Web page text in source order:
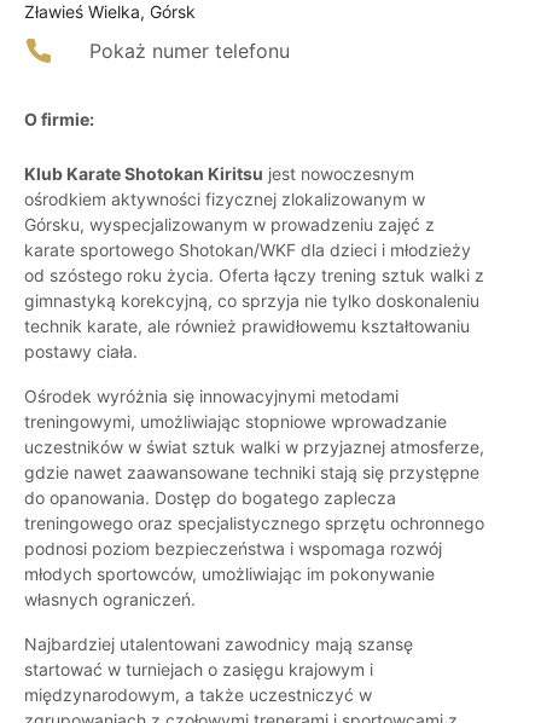
Zławieś Wielka, Górsk
Pokaż numer telefonu
O firmie:
Klub Karate Shotokan Kiritsu jest nowoczesnym
ośrodkiem aktywności fizycznej zlokalizowanym w
Górsku, wyspecjalizowanym w prowadzeniu zajęć z
karate sportowego Shotokan/WKF dla dzieci i młodzieży
od szóstego roku życia. Oferta łączy trening sztuk walki z
gimnastyką korekcyjną, co sprzyja nie tylko doskonaleniu
technik karate, ale również prawidłowemu kształtowaniu
postawy ciała.
Ośrodek wyróżnia się innowacyjnymi metodami
treningowymi, umożliwiając stopniowe wprowadzanie
uczestników w świat sztuk walki w przyjaznej atmosferze,
gdzie nawet zaawansowane techniki stają się przystępne
do opanowania. Dostęp do bogatego zaplecza
treningowego oraz specjalistycznego sprzętu ochronnego
podnosi poziom bezpieczeństwa i wspomaga rozwój
młodych sportowców, umożliwiając im pokonywanie
własnych ograniczeń.
Najbardziej utalentowani zawodnicy mają szansę
startować w turniejach o zasięgu krajowym i
międzynarodowym, a także uczestniczyć w